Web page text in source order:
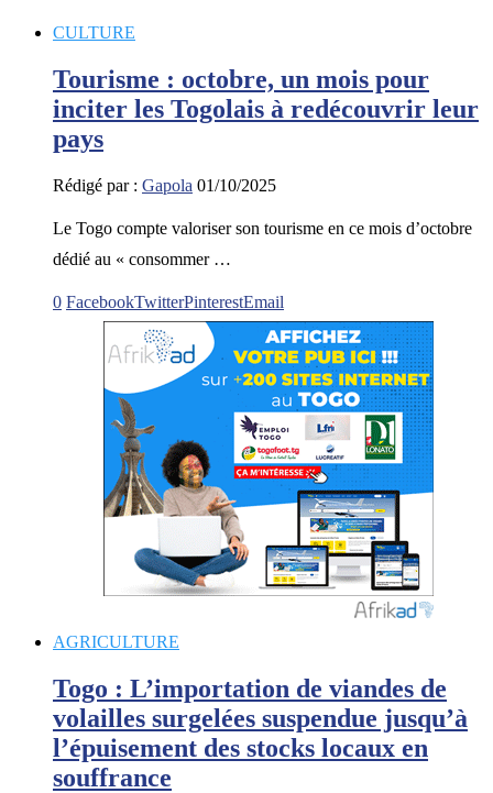
CULTURE
Tourisme : octobre, un mois pour
inciter les Togolais à redécouvrir leur
pays
Rédigé par : Gapola 01/10/2025
Le Togo compte valoriser son tourisme en ce mois d’octobre
dédié au « consommer …
0 FacebookTwitterPinterestEmail
AGRICULTURE
Togo : L’importation de viandes de
volailles surgelées suspendue jusqu’à
l’épuisement des stocks locaux en
souffrance